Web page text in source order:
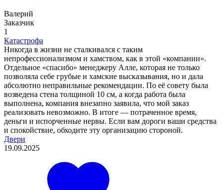
Валерий
Заказчик
1
Катастрофа
Никогда в жизни не сталкивался с таким
непрофессионализмом и хамством, как в этой «компании».
Отдельное «спасибо» менеджеру Алле, которая не только
позволяла себе грубые и хамские высказывания, но и дала
абсолютно неправильные рекомендации. По её совету была
возведена стена толщиной 10 см, а когда работа была
выполнена, компания внезапно заявила, что мой заказ
реализовать невозможно. В итоге — потраченное время,
деньги и испорченные нервы. Если вам дороги ваши средства
и спокойствие, обходите эту организацию стороной.
Двери
19.09.2025